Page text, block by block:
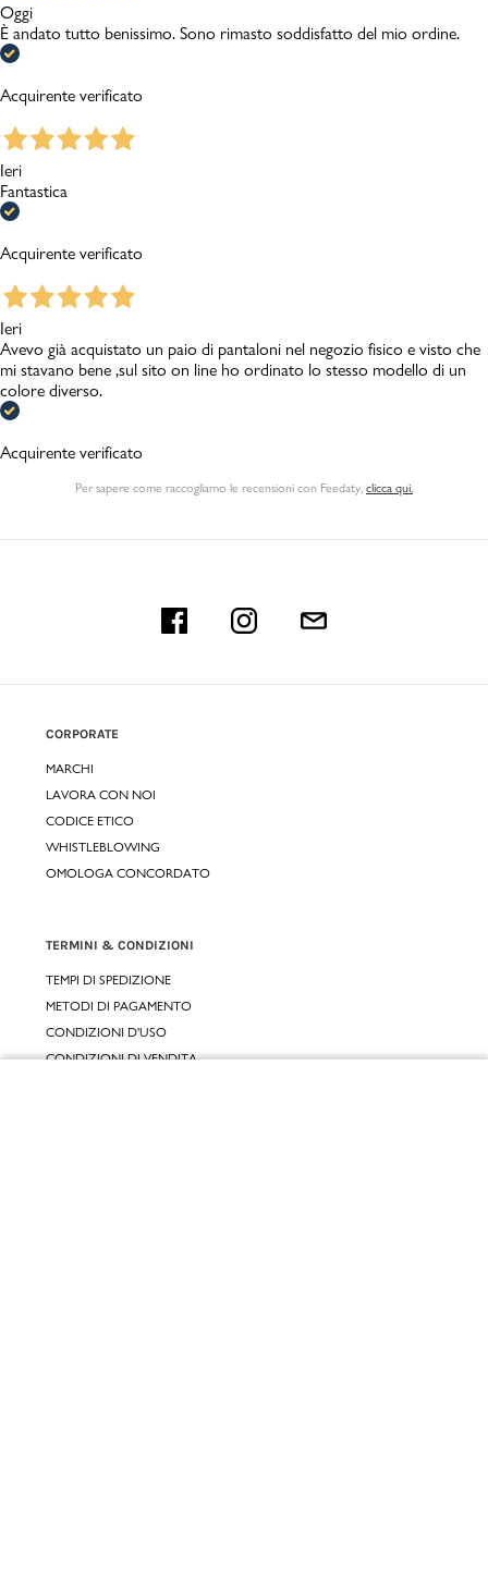
Oggi
È andato tutto benissimo. Sono rimasto soddisfatto del mio ordine.
Acquirente verificato
Ieri
Fantastica
Acquirente verificato
Ieri
Avevo già acquistato un paio di pantaloni nel negozio fisico e visto che
mi stavano bene ,sul sito on line ho ordinato lo stesso modello di un
colore diverso.
Acquirente verificato
Per sapere come raccogliamo le recensioni con Feedaty, clicca qui.
CORPORATE
MARCHI
LAVORA CON NOI
CODICE ETICO
WHISTLEBLOWING
OMOLOGA CONCORDATO
TERMINI & CONDIZIONI
TEMPI DI SPEDIZIONE
METODI DI PAGAMENTO
CONDIZIONI D'USO
CONDIZIONI DI VENDITA